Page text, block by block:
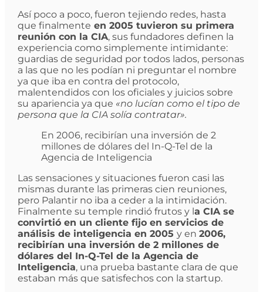
Así poco a poco, fueron tejiendo redes, hasta
que finalmente en 2005 tuvieron su primera
reunión con la CIA, sus fundadores definen la
experiencia como simplemente intimidante:
guardias de seguridad por todos lados, personas
a las que no les podían ni preguntar el nombre
ya que iba en contra del protocolo,
malentendidos con los oficiales y juicios sobre
su apariencia ya que «no lucían como el tipo de
persona que la CIA solía contratar».
En 2006, recibirían una inversión de 2
millones de dólares del In-Q-Tel de la
Agencia de Inteligencia
Las sensaciones y situaciones fueron casi las
mismas durante las primeras cien reuniones,
pero Palantir no iba a ceder a la intimidación.
Finalmente su temple rindió frutos y la CIA se
convirtió en un cliente fijo en servicios de
análisis de inteligencia en 2005 y en 2006,
recibirían una inversión de 2 millones de
dólares del In-Q-Tel de la Agencia de
Inteligencia, una prueba bastante clara de que
estaban más que satisfechos con la startup.